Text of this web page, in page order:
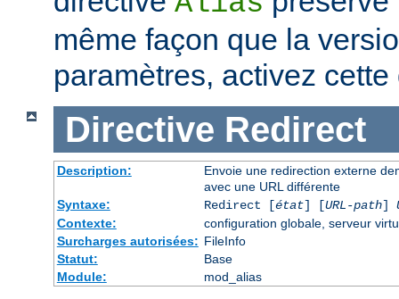
même façon que la
paramètres, activez
Directive Redirect
Description:
Envoie une redirection externe
avec une URL différente
Syntaxe:
Redirect [état] [URL-path]
Contexte:
configuration globale, serveur
Surcharges autorisées: FileInfo
Statut:
Base
Module:
mod_alias